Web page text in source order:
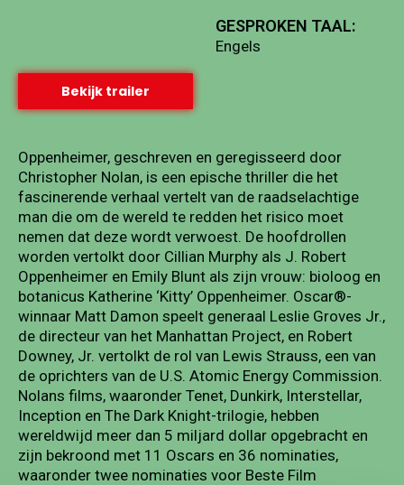
GESPROKEN TAAL:
Engels
Bekijk trailer
Oppenheimer, geschreven en geregisseerd door
Christopher Nolan, is een epische thriller die het
fascinerende verhaal vertelt van de raadselachtige
man die om de wereld te redden het risico moet
nemen dat deze wordt verwoest. De hoofdrollen
worden vertolkt door Cillian Murphy als J. Robert
Oppenheimer en Emily Blunt als zijn vrouw: bioloog en
botanicus Katherine ‘Kitty’ Oppenheimer. Oscar®-
winnaar Matt Damon speelt generaal Leslie Groves Jr.,
de directeur van het Manhattan Project, en Robert
Downey, Jr. vertolkt de rol van Lewis Strauss, een van
de oprichters van de U.S. Atomic Energy Commission.
Nolans films, waaronder Tenet, Dunkirk, Interstellar,
Inception en The Dark Knight-trilogie, hebben
wereldwijd meer dan 5 miljard dollar opgebracht en
zijn bekroond met 11 Oscars en 36 nominaties,
waaronder twee nominaties voor Beste Film